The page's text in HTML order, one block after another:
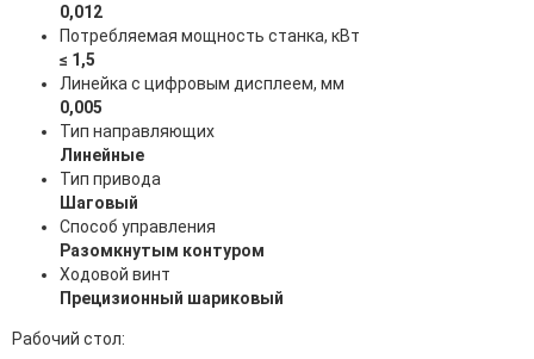
0,012
Потребляемая мощность станка, кВт
≤ 1,5
Линейка с цифровым дисплеем, мм
0,005
Тип направляющих
Линейные
Тип привода
Шаговый
Способ управления
Разомкнутым контуром
Ходовой винт
Прецизионный шариковый
Рабочий стол: